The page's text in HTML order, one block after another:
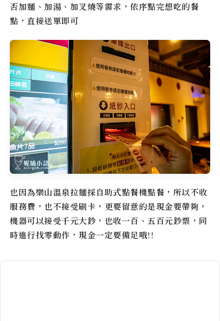
否加麵、加湯、加叉燒等需求，依序點完想吃的餐
點，直接送單即可
也因為樂山溫泉拉麵採自助式點餐機點餐，所以不收
服務費，也不接受刷卡，更要留意的是現金要帶夠，
機器可以接受千元大鈔，也收一百、五百元鈔票，同
時進行找零動作，現金一定要備足哦!!